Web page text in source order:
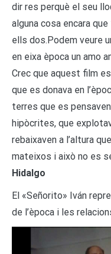
dir res perquè el seu
alguna cosa encara
ells dos.Podem veure
en eixa època un amo
Crec que aquest film
que es donava en
terres que es
hipòcrites, que
rebaixaven a l’altura
mateixos i això no es
Hidalgo
El «Señorito» Iván
de l’època i les